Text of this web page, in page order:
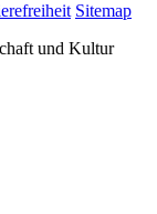
Sitemap
und Kultur